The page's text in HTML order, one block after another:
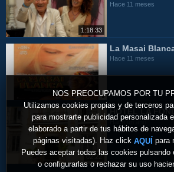
NOS PREOCUPAMOS POR TU
Utilizamos cookies propias y de terceros
para mostrarte publicidad personalizada
elaborado a partir de tus hábitos de
páginas visitadas). Haz click AQUÍ para
Puedes aceptar todas las cookies pulsando
o configurarlas o rechazar su uso
1:18:33
Hace 11 meses
La Masai
Hace 11 meses
02:22
HOTEL LA
Hace un año